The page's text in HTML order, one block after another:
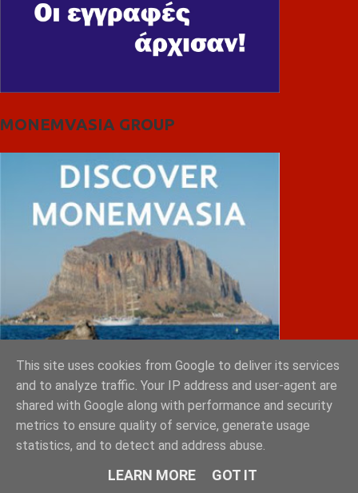
MONEMVASIA GROUP
This site uses cookies from Google to deliver its services
and to analyze traffic. Your IP address and user-agent are
shared with Google along with performance and security
metrics to ensure quality of service, generate usage
statistics, and to detect and address abuse.
LEARN MORE GOT IT